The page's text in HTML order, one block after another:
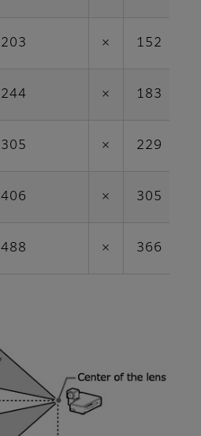
203 × 152
244 × 183
305 × 229
406 × 305
488 × 366